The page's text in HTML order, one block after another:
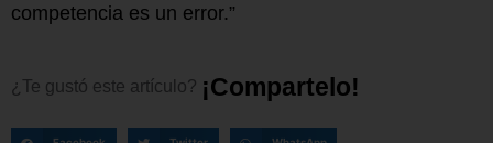
competencia es un error.”
¿Te gustó este artículo? ¡Compartelo!